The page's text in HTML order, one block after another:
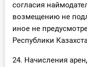
согласия
возмещению не
иное не
Республики
24. Начисления